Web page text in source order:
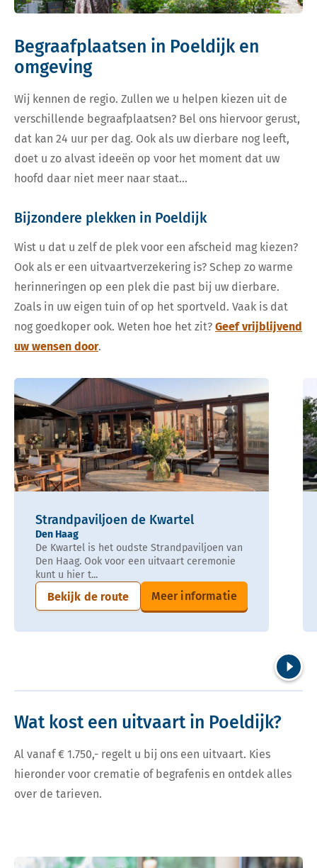
Begraafplaatsen in Poeldijk en
omgeving
Wij kennen de regio. Zullen we u helpen kiezen uit de
verschillende begraafplaatsen? Bel ons hiervoor gerust,
dat kan 24 uur per dag. Ook als uw dierbare nog leeft,
doet u zo alvast ideeën op voor het moment dat uw
hoofd daar niet meer naar staat…
Bijzondere plekken in Poeldijk
Wist u dat u zelf de plek voor een afscheid mag kiezen?
Ook als er een uitvaartverzekering is? Schep zo warme
herinneringen op een plek die past bij uw dierbare.
Zoals in uw eigen tuin of op het sportveld. Vaak is dat
nog goedkoper ook. Weten hoe het zit? Geef vrijblijvend
uw wensen door.
Strandpaviljoen de Kwartel
Den Haag
De Kwartel is het oudste Strandpaviljoen van
Den Haag. Ook voor een uitvaart ceremonie
kunt u hier t...
Bekijk de route Meer informatie
Wat kost een uitvaart in Poeldijk?
Al vanaf € 1.750,- regelt u bij ons een uitvaart. Kies
hieronder voor crematie of begrafenis en ontdek alles
over de tarieven.
Bekijk tarieven voor crematie